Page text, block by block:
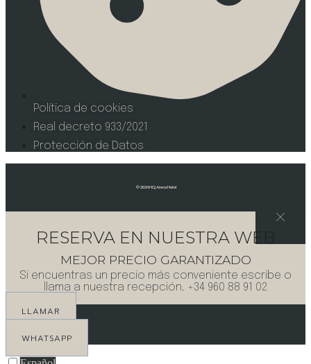
Política de cookies
Real decreto 933/2021
Protección de Datos
©2024 HQ Arena Hotel
RESERVA EN NUESTRA WEB
MEJOR PRECIO GARANTIZADO
Si encuentras un precio más conveniente escribe o
llama a nuestra recepción. +34 960 88 91 02
LLAMAR
WHATSAPP